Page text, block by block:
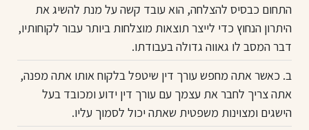
התחום כבסיס להצלחה, הוא עובד קשה על מנת להשיג את
היתרון הנחוץ כדי לייצר תוצאות מוצלחות ביותר עבור לקוחותיו,
דבר המסב לו גאווה גדולה בעבודתו.
ב. כאשר אתה מחפש עורך דין שיטפל בלקוח אותו אתה מפנה,
אתה צריך לחבר את עצמך עם עורך דין ידוע ומכובד בעל
הישגים ומצוינות משפטית שאתה יכול לסמוך עליו.